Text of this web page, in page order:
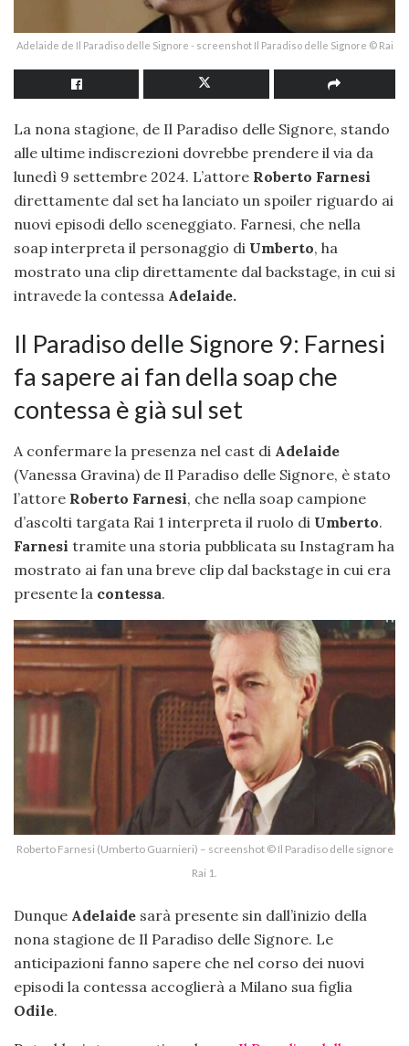
Adelaide de Il Paradiso delle Signore - screenshot Il Paradiso delle Signore © Rai
La nona stagione, de Il Paradiso delle Signore, stando
alle ultime indiscrezioni dovrebbe prendere il via da
lunedì 9 settembre 2024. L’attore Roberto Farnesi
direttamente dal set ha lanciato un spoiler riguardo ai
nuovi episodi dello sceneggiato. Farnesi, che nella
soap interpreta il personaggio di Umberto, ha
mostrato una clip direttamente dal backstage, in cui si
intravede la contessa Adelaide.
Il Paradiso delle Signore 9: Farnesi
fa sapere ai fan della soap che
contessa è già sul set
A confermare la presenza nel cast di Adelaide
(Vanessa Gravina) de Il Paradiso delle Signore, è stato
l’attore Roberto Farnesi, che nella soap campione
d’ascolti targata Rai 1 interpreta il ruolo di Umberto.
Farnesi tramite una storia pubblicata su Instagram ha
mostrato ai fan una breve clip dal backstage in cui era
presente la contessa.
Roberto Farnesi (Umberto Guarnieri) – screenshot © Il Paradiso delle signore
Rai 1.
Dunque Adelaide sarà presente sin dall’inizio della
nona stagione de Il Paradiso delle Signore. Le
anticipazioni fanno sapere che nel corso dei nuovi
episodi la contessa accoglierà a Milano sua figlia
Odile.